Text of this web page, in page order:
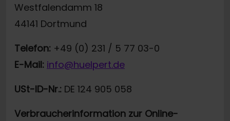
Westfalendamm 18
44141 Dortmund
Telefon: +49 (0) 231 / 5 77 03-0
E-Mail: info@huelpert.de
USt-ID-Nr.: DE 124 905 058
Verbraucherinformation zur Online-